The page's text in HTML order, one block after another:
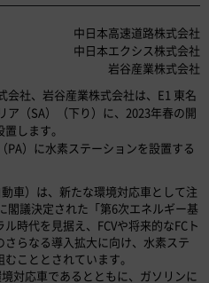
中日本高速道路株式会社
中日本エクシス株式会社
岩谷産業株式会社
会社、岩谷産業株式会社は、E1 東名
ア（SA）（下り）に、2023年春の開
します。
PA）に水素ステーションを設置する
車）は、新たな環境対応車として注
閣議決定された「第6次エネルギー基
時代を見据え、FCVや将来的なFCト
らなる導入拡大に向け、水素ステ
こととされています。
対応車であるとともに、ガソリンに